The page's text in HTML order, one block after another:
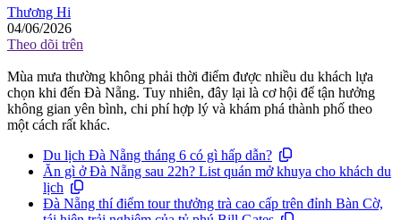
Thương Hi
04/06/2026
Theo dõi trên
Mùa mưa thường không phải thời điểm được nhiều du khách lựa
chọn khi đến Đà Nẵng. Tuy nhiên, đây lại là cơ hội để tận hưởng
không gian yên bình, chi phí hợp lý và khám phá thành phố theo
một cách rất khác.
Du lịch Đà Nẵng tháng 6 có gì hấp dẫn?
Ăn gì ở Đà Nẵng sau 22h? List quán mở khuya cho khách du
lịch
Đà Nẵng thí điểm tour thưởng trà cao cấp trên đỉnh Bàn Cờ,